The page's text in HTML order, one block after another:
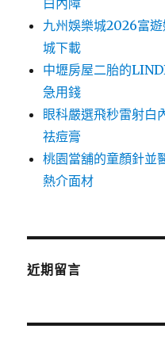
白內障
九州娛樂城2026富
城下載
中壢房屋二胎的
急用錢
眼科嚴選飛秒雷射白
祛痘膏
桃園當舖的童顏針並
熱介面材
近期留言